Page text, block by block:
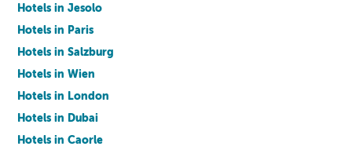
Hotels in Jesolo
Hotels in Paris
Hotels in Salzburg
Hotels in Wien
Hotels in London
Hotels in Dubai
Hotels in Caorle